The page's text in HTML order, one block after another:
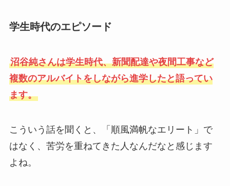
学生時代のエピソード
沼谷純さんは学生時代、新聞配達や夜間工事など
複数のアルバイトをしながら進学したと語ってい
ます。
こういう話を聞くと、「順風満帆なエリート」で
はなく、苦労を重ねてきた人なんだなと感じます
よね。